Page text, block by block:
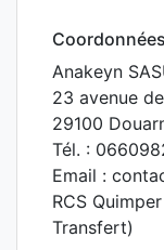
Coordonnées
Anakeyn
23 avenue
29100
Tél. :
Email :
RCS
Transfert)